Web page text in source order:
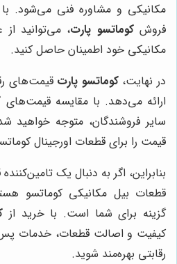
مکانیکی و مشاوره فنی می‌شود.
فروشکوماتسو پارت، می‌توانید
مکانیکی خود اطمینان حاصل کنید.
در نهایت،کوماتسو پارت قیمت‌های
ارائه می‌دهد. با مقایسه قیمت‌های
سایر فروشندگان، متوجه خواهید
قیمت را برای قطعات اورجینال
بنابراین، اگر به دنبال یک
قطعات بیل مکانیکی کوماتسو
گزینه برای شما است. با خرید از
کیفیت و اصالت قطعات، خدمات
رقابتی بهره‌مند شوید.